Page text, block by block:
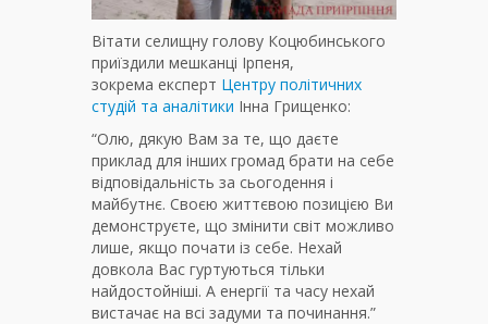
Вітати селищну голову Коцюбинського
приїздили мешканці Ірпеня,
зокрема експерт Центру політичних
студій та аналітики Інна Грищенко:
“Олю, дякую Вам за те, що даєте
приклад для інших громад брати на себе
відповідальність за сьогодення і
майбутнє. Своєю життєвою позицією Ви
демонструєте, що змінити світ можливо
лише, якщо почати із себе. Нехай
довкола Вас гуртуються тільки
найдостойніші. А енергії та часу нехай
вистачає на всі задуми та починання.”